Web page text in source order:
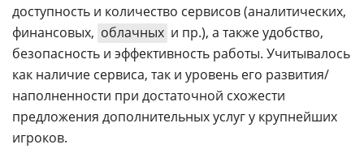
доступность и количество сервисов (аналитических,
финансовых, облачных и пр.), а также удобство,
безопасность и эффективность работы. Учитывалось
как наличие сервиса, так и уровень его развития/
наполненности при достаточной схожести
предложения дополнительных услуг у крупнейших
игроков.